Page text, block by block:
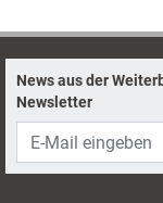
News aus der
Newsletter